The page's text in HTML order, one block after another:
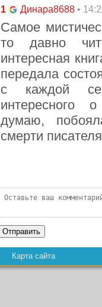
1 Динара8688 •
Самое
то давно
интересная
передала
с каждой
интересного
думаю,
смерти
Отправить
Карта сайта